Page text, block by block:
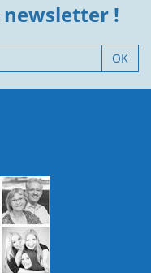
newsletter !
OK